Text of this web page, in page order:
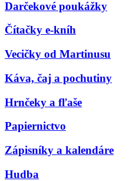
Darčekové poukážky
Čítačky e-kníh
Vecičky od Martinusu
Káva, čaj a pochutiny
Hrnčeky a fľaše
Papiernictvo
Zápisníky a kalendáre
Hudba